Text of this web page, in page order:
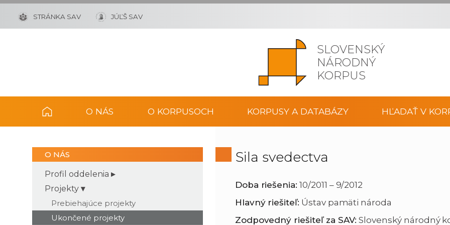
SLOVENSKÝ
NÁRODNÝ
KORPUS
STRÁNKA SAV JÚĽŠ SAV
O NÁS O KORPUSOCH KORPUSY A DATABÁZY HĽADAŤ V
O NÁS
Profil oddelenia
Projekty
Prebiehajúce projekty
Ukončené projekty
Sila svedectva
Doba riešenia: 10/2011 – 9/2012
Hlavný riešiteľ: Ústav pamäti národa
Zodpovedný riešiteľ za SAV: Slovenský národný